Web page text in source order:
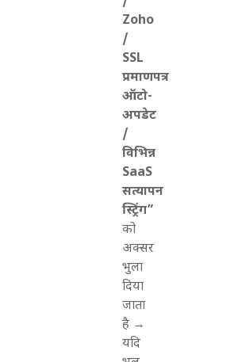
Zoho
/
SSL
प्रमाणपत्र
ऑटो-
अपडेट
/
विभिन्न
SaaS
सत्यापन
स्ट्रिंग”
को
अक्सर
भुला
दिया
जाता
है →
यदि